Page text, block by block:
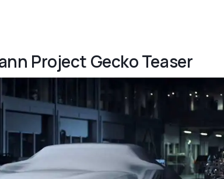
Project Gecko Teaser